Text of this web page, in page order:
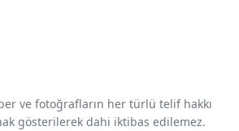
ve fotoğrafların her türlü telif hakkı
gösterilerek dahi iktibas edilemez.